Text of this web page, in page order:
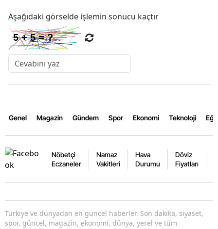
Aşağıdaki görselde işlemin sonucu kaçtır
Genel Magazin Gündem Spor Ekonomi Teknoloji
Nöbetçi
Eczaneler
Namaz
Vakitleri
Hava
Durumu
Döviz
Fiyatları
Türkiye ve dünyadan en güncel haberler. Son dakika, siyaset,
spor, güncel, magazin, ekonomi, dünya, yerel ve tüm